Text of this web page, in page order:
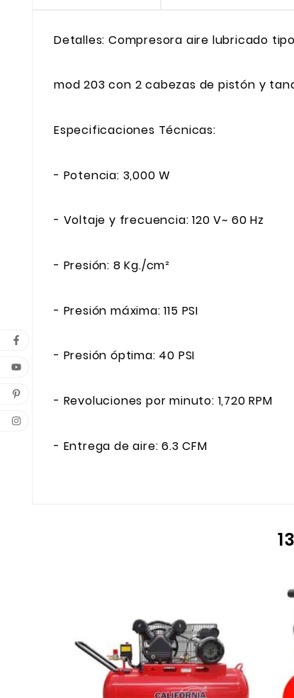
Detalles: Compresora aire lubricado
mod 203 con 2 cabezas de pistón y
Especificaciones Técnicas:
- Potencia: 3,000 W
- Voltaje y frecuencia: 120 V~ 60 Hz
- Presión: 8 Kg./cm²
- Presión máxima: 115 PSI
- Presión óptima: 40 PSI
- Revoluciones por minuto: 1,720 RPM
- Entrega de aire: 6.3 CFM